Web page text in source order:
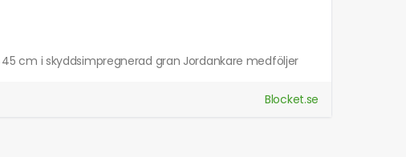
45 cm i skyddsimpregnerad gran Jordankare medföljer
Blocket.se